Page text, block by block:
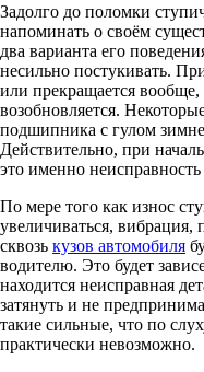
Задолго до поломки
напоминать о своём
два варианта его
несильно постукивать.
или прекращается
возобновляется.
подшипника с гулом
Действительно, при
это именно
По мере того как износ
увеличиваться, вибрация,
сквозь кузов автомобиля
водителю. Это будет
находится неисправная
затянуть и не
такие сильные, что по
практически невозможно.